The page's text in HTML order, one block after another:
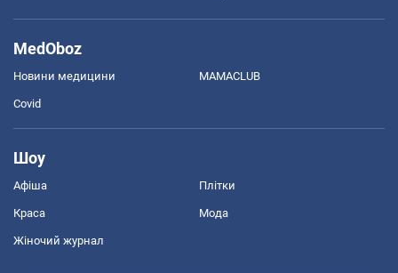
MedOboz
Новини медицини MAMACLUB
Covid
Шоу
Афіша Плітки
Краса Мода
Жіночий журнал